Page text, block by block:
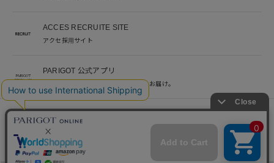
ACCES RECRUITE SITE
アクセ採用サイト
PARIGOT 公式アプリ
新着情報を、プッシュ通知でいち早くお届け。
©︎ACCES co. ltd. all rights reserved
※当サイト掲載写真のオークションなどへの二次転用を固く禁じます。